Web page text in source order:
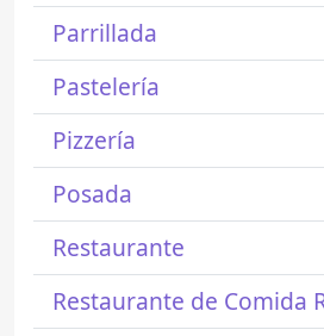
Parrillada
Pastelería
Pizzería
Posada
Restaurante
Restaurante de Comida